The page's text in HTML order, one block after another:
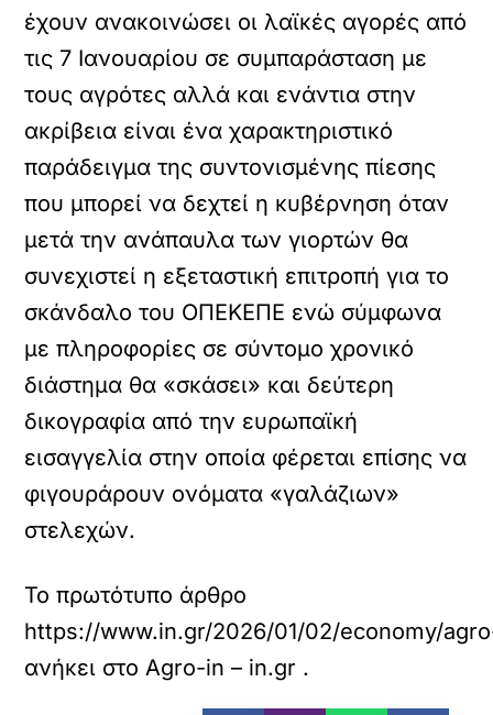
έχουν ανακοινώσει οι λαϊκές αγορές από
τις 7 Ιανουαρίου σε συμπαράσταση με
τους αγρότες αλλά και ενάντια στην
ακρίβεια είναι ένα χαρακτηριστικό
παράδειγμα της συντονισμένης πίεσης
που μπορεί να δεχτεί η κυβέρνηση όταν
μετά την ανάπαυλα των γιορτών θα
συνεχιστεί η εξεταστική επιτροπή για το
σκάνδαλο του ΟΠΕΚΕΠΕ ενώ σύμφωνα
με πληροφορίες σε σύντομο χρονικό
διάστημα θα «σκάσει» και δεύτερη
δικογραφία από την ευρωπαϊκή
εισαγγελία στην οποία φέρεται επίσης να
φιγουράρουν ονόματα «γαλάζιων»
στελεχών.
Το πρωτότυπο άρθρο
https://www.in.gr/2026/01/02/economy/
ανήκει στοAgro-in – in.gr .